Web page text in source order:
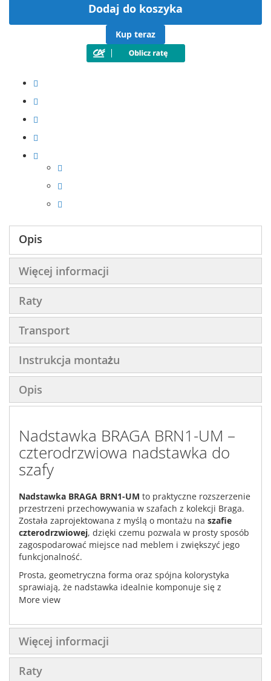
Dodaj do koszyka
Kup teraz
Opis
Więcej informacji
Raty
Transport
Instrukcja montażu
Opis
Nadstawka BRAGA BRN1-UM –
czterodrzwiowa nadstawka do
szafy
Nadstawka BRAGA BRN1-UM to praktyczne rozszerzenie
przestrzeni przechowywania w szafach z kolekcji Braga.
Została zaprojektowana z myślą o montażu na szafie
czterodrzwiowej, dzięki czemu pozwala w prosty sposób
zagospodarować miejsce nad meblem i zwiększyć jego
funkcjonalność.
Prosta, geometryczna forma oraz spójna kolorystyka
sprawiają, że nadstawka idealnie komponuje się z
bryłami z kolekcji BRAGA, tworząc jednolitą i estetyczną
Praktyczna przestrzeń przechowywania
Model wyposażono w:
More view
Więcej informacji
Raty